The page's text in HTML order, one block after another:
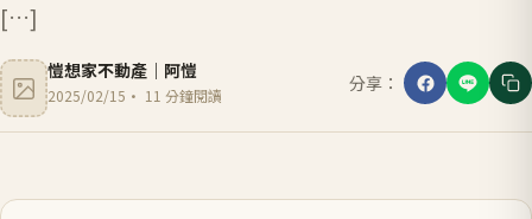
[…]
愷想家不動產 ｜ 阿愷
2025/02/15 · 11 分鐘閱讀
分享：